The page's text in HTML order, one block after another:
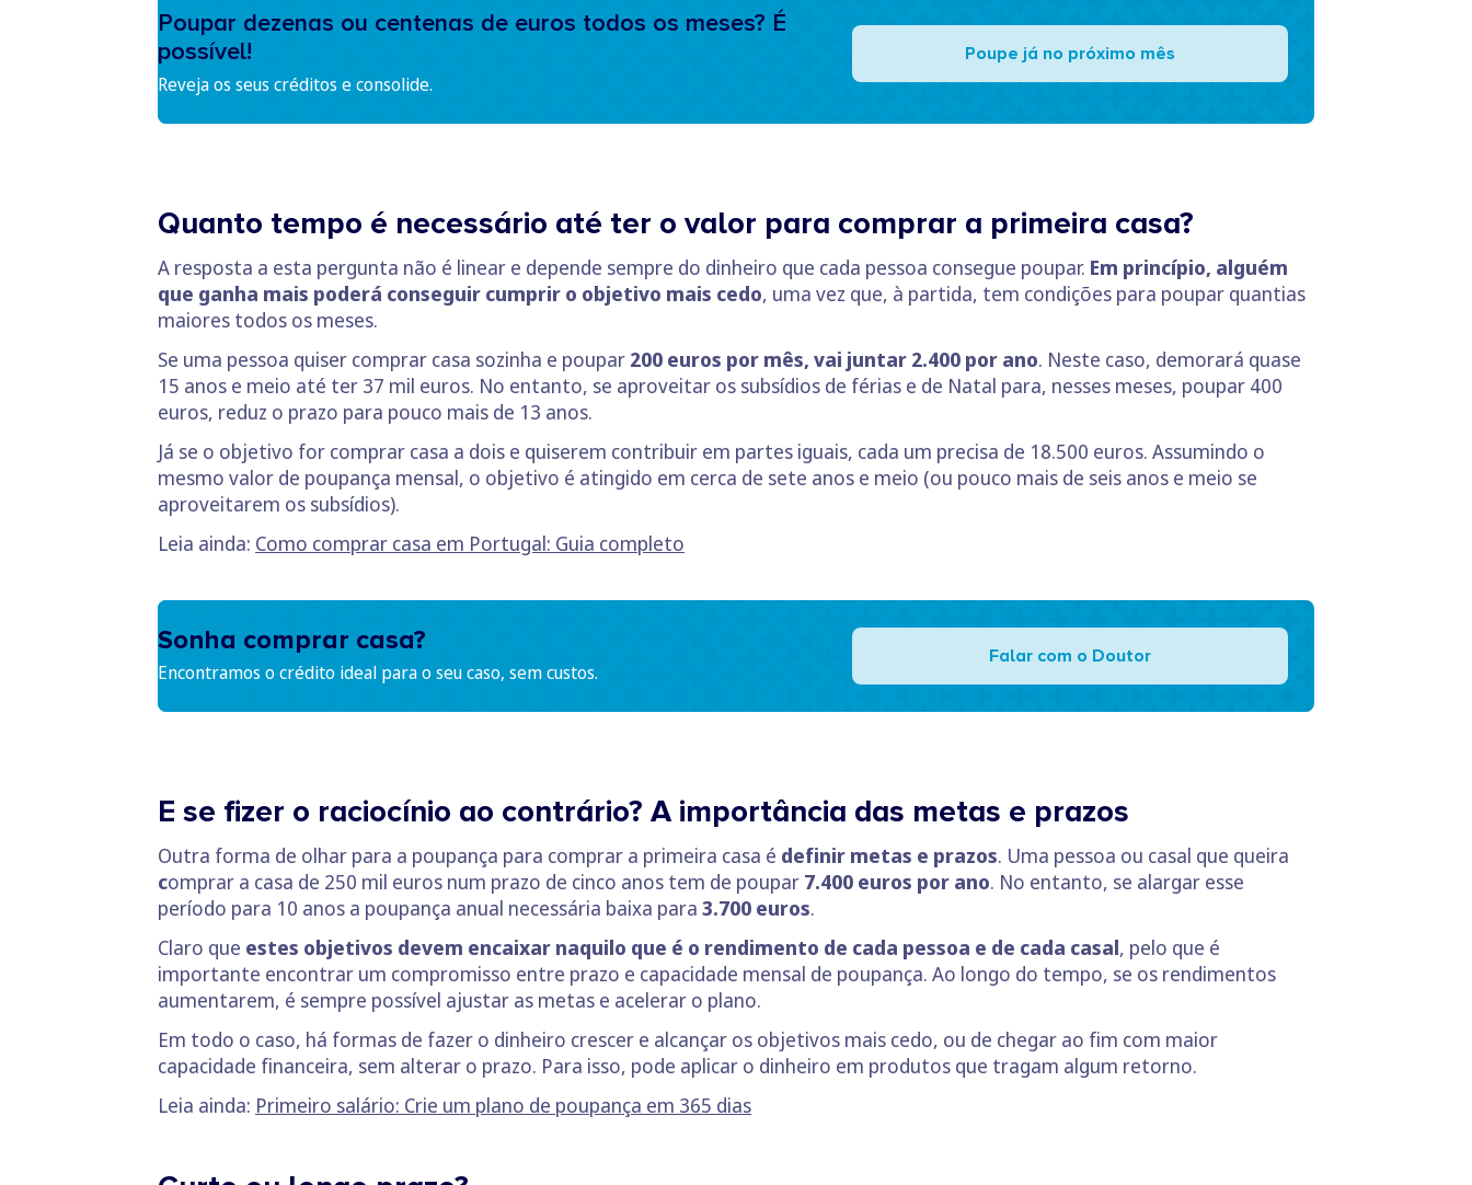
Poupar dezenas ou centenas de euros todos os meses? É
possível!
Reveja os seus créditos e consolide.
Poupe já no próximo mês
Quanto tempo é necessário até ter o valor para comprar a primeira casa?
A resposta a esta pergunta não é linear e depende sempre do dinheiro que cada pessoa consegue poupar. Em princípio, alguém
que ganha mais poderá conseguir cumprir o objetivo mais cedo, uma vez que, à partida, tem condições para poupar quantias
maiores todos os meses.
Se uma pessoa quiser comprar casa sozinha e poupar 200 euros por mês, vai juntar 2.400 por ano. Neste caso, demorará quase
15 anos e meio até ter 37 mil euros. No entanto, se aproveitar os subsídios de férias e de Natal para, nesses meses, poupar 400
euros, reduz o prazo para pouco mais de 13 anos.
Já se o objetivo for comprar casa a dois e quiserem contribuir em partes iguais, cada um precisa de 18.500 euros. Assumindo o
mesmo valor de poupança mensal, o objetivo é atingido em cerca de sete anos e meio (ou pouco mais de seis anos e meio se
aproveitarem os subsídios).
Leia ainda: Como comprar casa em Portugal: Guia completo
Sonha comprar casa?
Encontramos o crédito ideal para o seu caso, sem custos.
Falar com o Doutor
E se fizer o raciocínio ao contrário? A importância das metas e prazos
Outra forma de olhar para a poupança para comprar a primeira casa é definir metas e prazos. Uma pessoa ou casal que queira
comprar a casa de 250 mil euros num prazo de cinco anos tem de poupar 7.400 euros por ano. No entanto, se alargar esse
período para 10 anos a poupança anual necessária baixa para 3.700 euros.
Claro que estes objetivos devem encaixar naquilo que é o rendimento de cada pessoa e de cada casal, pelo que é
importante encontrar um compromisso entre prazo e capacidade mensal de poupança. Ao longo do tempo, se os rendimentos
aumentarem, é sempre possível ajustar as metas e acelerar o plano.
Em todo o caso, há formas de fazer o dinheiro crescer e alcançar os objetivos mais cedo, ou de chegar ao fim com maior
capacidade financeira, sem alterar o prazo. Para isso, pode aplicar o dinheiro em produtos que tragam algum retorno.
Leia ainda: Primeiro salário: Crie um plano de poupança em 365 dias